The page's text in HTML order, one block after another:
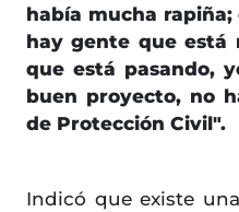
había mucha
hay gente que está
que está pasando,
buen proyecto, no
de Protección Civil".
Indicó que existe